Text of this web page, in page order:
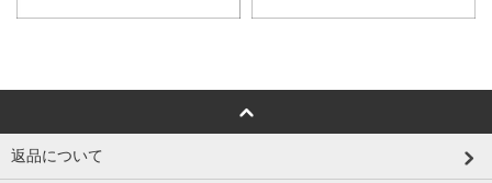
返品について